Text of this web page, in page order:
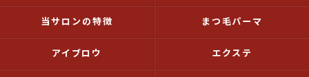
当サロンの特徴 まつ毛パーマ
アイブロウ エクステ